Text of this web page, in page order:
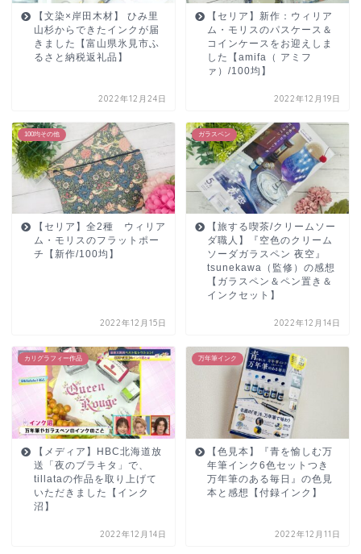
【文染×岸田木材】 ひみ里
山杉からできたインクが届
きました【富山県氷見市ふ
るさと納税返礼品】
2022年12月24日
【セリア】新作：ウィリア
ム・モリスのパスケース＆
コインケースをお迎えしま
した【amifa（ アミフ
ァ）/100均】
2022年12月19日
100均その他
【セリア】全2種 ウィリア
ム・モリスのフラットポー
チ【新作/100均】
2022年12月15日
ガラスペン
【旅する喫茶/クリームソー
ダ職人】『空色のクリーム
ソーダガラスペン 夜空』
tsunekawa（監修）の感想
【ガラスペン＆ペン置き＆
インクセット】
2022年12月14日
カリグラフィー作品
【メディア】HBC北海道放
送「夜のブラキタ」で、
tillataの作品を取り上げて
いただきました【インク
沼】
2022年12月14日
万年筆インク
【色見本】『青を愉しむ万
年筆インク6色セットつき
万年筆のある毎日』の色見
本と感想【付録インク】
2022年12月11日